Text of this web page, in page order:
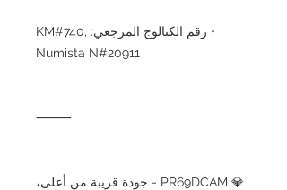
• رقم الكتالوج المرجعي: KM#740,
Numista N#20911
⸻
💎 PR69DCAM - جودة قريبة من أعلى،